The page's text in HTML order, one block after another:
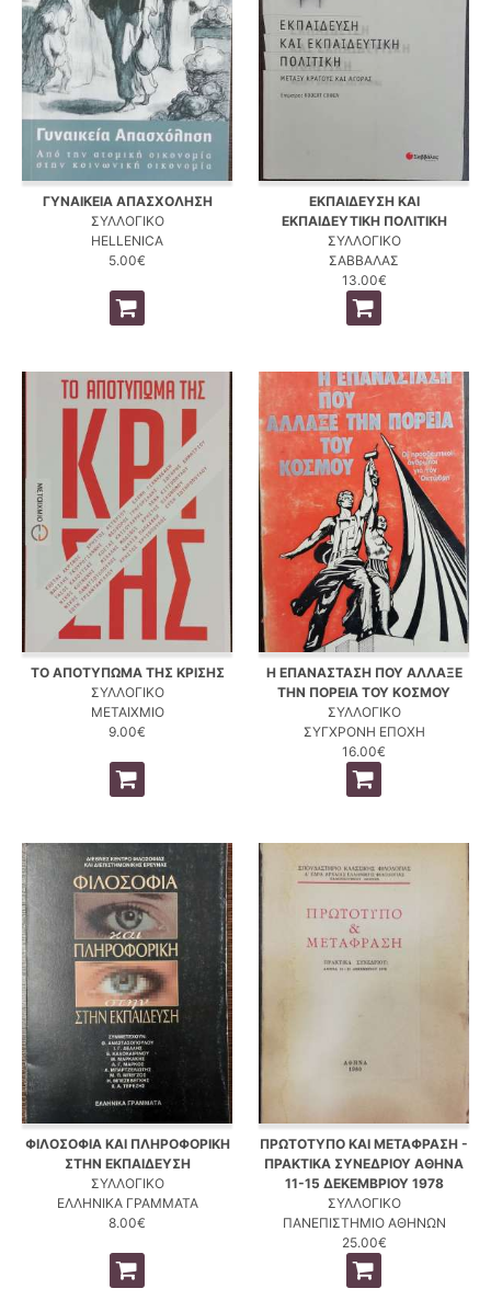
ΓΥΝΑΙΚΕΙΑ ΑΠΑΣΧΟΛΗΣΗ
ΣΥΛΛΟΓΙΚΟ
HELLENICA
5.00€
ΕΚΠΑΙΔΕΥΣΗ ΚΑΙ
ΕΚΠΑΙΔΕΥΤΙΚΗ ΠΟΛΙΤΙΚΗ
ΣΥΛΛΟΓΙΚΟ
ΣΑΒΒΑΛΑΣ
13.00€
ΤΟ ΑΠΟΤΥΠΩΜΑ ΤΗΣ ΚΡΙΣΗΣ
ΣΥΛΛΟΓΙΚΟ
ΜΕΤΑΙΧΜΙΟ
9.00€
Η ΕΠΑΝΑΣΤΑΣΗ ΠΟΥ ΑΛΛΑΞΕ
ΤΗΝ ΠΟΡΕΙΑ ΤΟΥ ΚΟΣΜΟΥ
ΣΥΛΛΟΓΙΚΟ
ΣΥΓΧΡΟΝΗ ΕΠΟΧΗ
16.00€
ΦΙΛΟΣΟΦΙΑ ΚΑΙ ΠΛΗΡΟΦΟΡΙΚΗ
ΣΤΗΝ ΕΚΠΑΙΔΕΥΣΗ
ΣΥΛΛΟΓΙΚΟ
ΕΛΛΗΝΙΚΑ ΓΡΑΜΜΑΤΑ
8.00€
ΠΡΩΤΟΤΥΠΟ ΚΑΙ ΜΕΤΑΦΡΑΣΗ -
ΠΡΑΚΤΙΚΑ ΣΥΝΕΔΡΙΟΥ ΑΘΗΝΑ
11-15 ΔΕΚΕΜΒΡΙΟΥ 1978
ΣΥΛΛΟΓΙΚΟ
ΠΑΝΕΠΙΣΤΗΜΙΟ ΑΘΗΝΩΝ
25.00€